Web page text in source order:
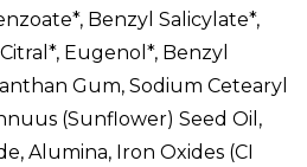
Benzyl Salicylate*,
Eugenol*, Benzyl
Gum, Sodium Cetearyl
(Sunflower) Seed Oil,
Alumina, Iron Oxides (CI